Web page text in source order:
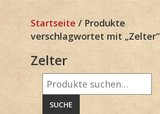
Startseite / Produkte
verschlagwortet mit „Zelter“
Zelter
Suche
nach:
SUCHE